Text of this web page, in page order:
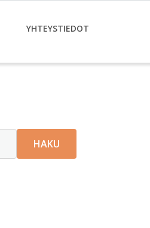
YHTEYSTIEDOT
HAKU